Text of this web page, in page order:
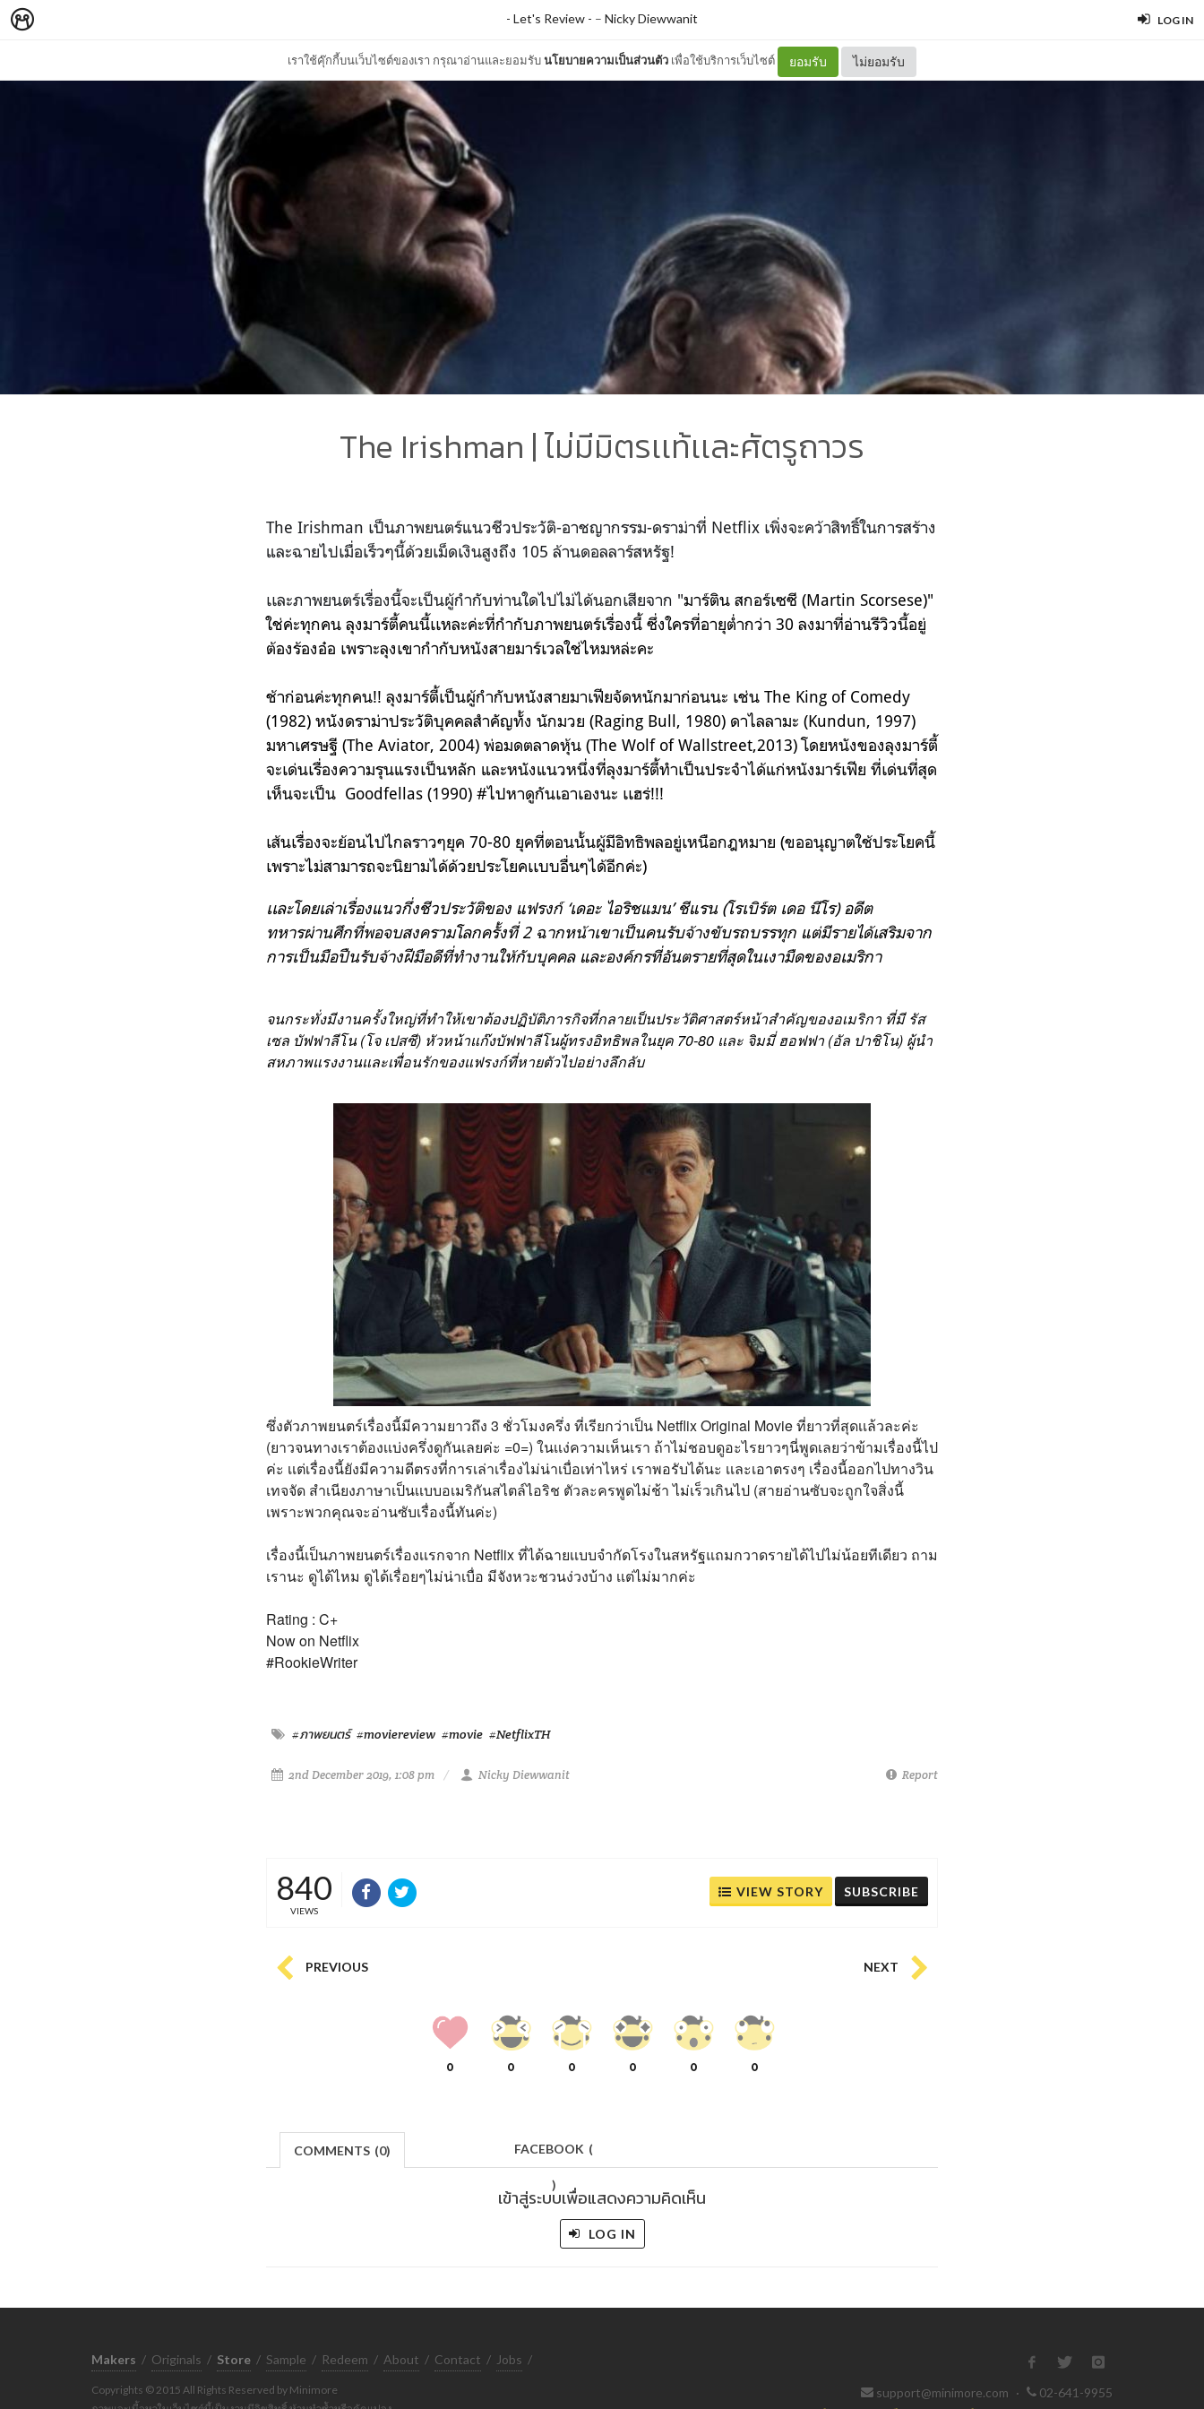
LOG IN
เราใช้คุ๊กกี้บนเว็บไซต์ของเรา กรุณาอ่านและยอมรับนโยบายความเป็นส่วนตัว เพื่อใช้บริการเว็บไซต์ ยอมรับ ไม่ยอมรับ
- Let's Review - – Nicky Diewwanit
The Irishman | ไม่มีมิตรเเท้เเละศัตรูถาวร
The Irishman เป็นภาพยนตร์แนวชีวประวัติ-อาชญากรรม-ดราม่าที่ Netflix เพิ่งจะคว้าสิทธิ์ในการสร้าง
และฉายไปเมื่อเร็วๆนี้ด้วยเม็ดเงินสูงถึง 105 ล้านดอลลาร์สหรัฐ!
เเละภาพยนตร์เรื่องนี้จะเป็นผู้กำกับท่านใดไปไม่ได้นอกเสียจาก "มาร์ติน สกอร์เซซี (Martin Scorsese)"
ใช่ค่ะทุกคน ลุงมาร์ตี้คนนี้เเหละค่ะที่กำกับภาพยนตร์เรื่องนี้ ซึ่งใครที่อายุต่ำกว่า 30 ลงมาที่อ่านรีวิวนี้อยู่
ต้องร้องอ๋อ เพราะลุงเขากำกับหนังสายมาร์เวลใช่ไหมหล่ะคะ
ช้าก่อนค่ะทุกคน!! ลุงมาร์ตี้เป็นผู้กำกับหนังสายมาเฟียจัดหนักมาก่อนนะ เช่น The King of Comedy
(1982) หนังดราม่าประวัติบุคคลสำคัญทั้ง นักมวย (Raging Bull, 1980) ดาไลลามะ (Kundun, 1997)
มหาเศรษฐี (The Aviator, 2004) พ่อมดตลาดหุ้น (The Wolf of Wallstreet,2013) โดยหนังของลุงมาร์ตี้
จะเด่นเรื่องความรุนแรงเป็นหลัก และหนังแนวหนึ่งที่ลุงมาร์ตี้ทำเป็นประจำได้แก่หนังมาร์เฟีย ที่เด่นที่สุด
เห็นจะเป็น Goodfellas (1990) #ไปหาดูกันเอาเองนะ เเฮร่!!!
เส้นเรื่องจะย้อนไปไกลราวๆยุค 70-80 ยุคที่ตอนนั้นผู้มีอิทธิพลอยู่เหนือกฎหมาย (ขออนุญาตใช้ประโยคนี้
เพราะไม่สามารถจะนิยามได้ด้วยประโยคเเบบอื่นๆได้อีกค่ะ)
เเละโดยเล่าเรื่องแนวกึ่งชีวประวัติของ แฟรงก์ ‘เดอะ ไอริชแมน’ ชีแรน (โรเบิร์ต เดอ นีโร) อดีต
ทหารผ่านศึกที่พอจบสงครามโลกครั้งที่ 2 ฉากหน้าเขาเป็นคนรับจ้างขับรถบรรทุก แต่มีรายได้เสริมจาก
การเป็นมือปืนรับจ้างฝีมือดีที่ทำงานให้กับบุคคล และองค์กรที่อันตรายที่สุดในเงามืดของอเมริกา
จนกระทั่งมีงานครั้งใหญ่ที่ทำให้เขาต้องปฏิบัติภารกิจที่กลายเป็นประวัติศาสตร์หน้าสำคัญของอเมริกา ที่มี รัส
เซล บัฟฟาลีโน (โจ เปสซี) หัวหน้าแก๊งบัฟฟาลีโนผู้ทรงอิทธิพลในยุค 70-80 และ จิมมี่ ฮอฟฟา (อัล ปาชิโน) ผู้นำ
สหภาพแรงงานและเพื่อนรักของแฟรงก์ที่หายตัวไปอย่างลึกลับ
ซึ่งตัวภาพยนตร์เรื่องนี้มีความยาวถึง 3 ชั่วโมงครึ่ง ที่เรียกว่าเป็น Netflix Original Movie ที่ยาวที่สุดเเล้วละค่ะ
(ยาวจนทางเราต้องเเบ่งครึ่งดูกันเลยค่ะ =0=) ในเเง่ความเห็นเรา ถ้าไม่ชอบดูอะไรยาวๆนี่พูดเลยว่าข้ามเรื่องนี้ไป
ค่ะ เเต่เรื่องนี้ยังมีความดีตรงที่การเล่าเรื่องไม่น่าเบื่อเท่าไหร่ เราพอรับได้นะ เเละเอาตรงๆ เรื่องนี้ออกไปทางวิน
เทจจัด สำเนียงภาษาเป็นเเบบอเมริกันสไตล์ไอริช ตัวละครพูดไม่ช้า ไม่เร็วเกินไป (สายอ่านซับจะถูกใจสิ่งนี้
เพราะพวกคุณจะอ่านซับเรื่องนี้ทันค่ะ)
เรื่องนี้เป็นภาพยนตร์เรื่องเเรกจาก Netflix ที่ได้ฉายเเบบจำกัดโรงในสหรัฐแถมกวาดรายได้ไปไม่น้อยทีเดียว ถาม
เรานะ ดูได้ไหม ดูได้เรื่อยๆไม่น่าเบื่อ มีจังหวะชวนง่วงบ้าง เเต่ไม่มากค่ะ
Rating : C+
Now on Netflix
#RookieWriter
#ภาพยนตร์ #moviereview #movie #NetflixTH
2nd December 2019, 1:08 pm Nicky Diewwanit Report
840
VIEWS
VIEW STORY SUBSCRIBE
PREVIOUS NEXT
0 0 0 0 0 0
COMMENTS (0) FACEBOOK (
)
เข้าสู่ระบบเพื่อแสดงความคิดเห็น
LOG IN
Makers / Originals / Store / Sample / Redeem / About / Contact / Jobs /
Copyrights © 2015 All Rights Reserved by Minimore
support@minimore.com ·
02-641-9955